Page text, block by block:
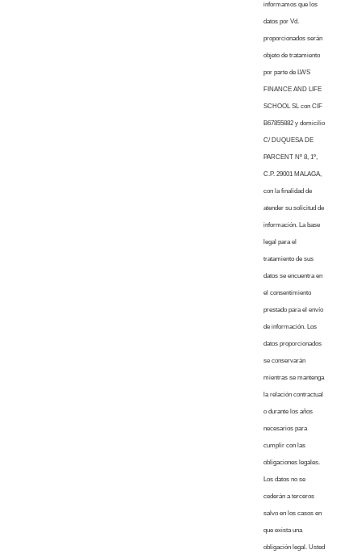
informamos que los
datos por Vd.
proporcionados serán
objeto de tratamiento
por parte de LWS
FINANCE AND LIFE
SCHOOL SL con CIF
B67855882 y domicilio
C/ DUQUESA DE
PARCENT Nº 8, 1º,
C.P. 29001 MALAGA,
con la finalidad de
atender su solicitud de
información. La base
legal para el
tratamiento de sus
datos se encuentra en
el consentimiento
prestado para el envío
de información. Los
datos proporcionados
se conservarán
mientras se mantenga
la relación contractual
o durante los años
necesarios para
cumplir con las
obligaciones legales.
Los datos no se
cederán a terceros
salvo en los casos en
que exista una
obligación legal. Usted